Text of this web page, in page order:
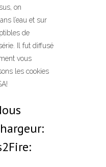
on
l’eau et sur
de
Il fut diffusé
vous
les cookies